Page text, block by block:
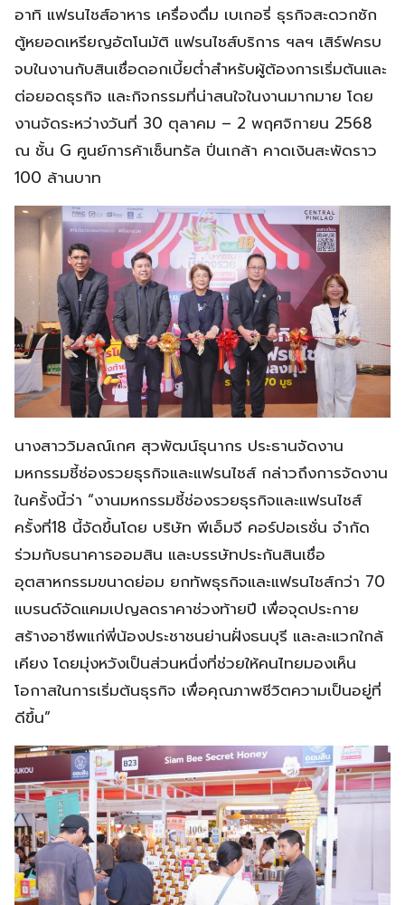
อาทิ แฟรนไชส์อาหาร เครื่องดื่ม เบเกอรี่ ธุรกิจสะดวกซัก
ตู้หยอดเหรียญอัตโนมัติ แฟรนไชส์บริการ ฯลฯ เสิร์ฟครบ
จบในงานกับสินเชื่อดอกเบี้ยต่ำสำหรับผู้ต้องการเริ่มต้นและ
ต่อยอดธุรกิจ และกิจกรรมที่น่าสนใจในงานมากมาย โดย
งานจัดระหว่างวันที่ 30 ตุลาคม – 2 พฤศจิกายน 2568
ณ ชั้น G ศูนย์การค้าเซ็นทรัล ปิ่นเกล้า คาดเงินสะพัดราว
100 ล้านบาท
นางสาววิมลณ์เกศ สุวพัฒน์ธุนากร ประธานจัดงาน
มหกรรมชี้ช่องรวยธุรกิจและแฟรนไชส์ กล่าวถึงการจัดงาน
ในครั้งนี้ว่า “งานมหกรรมชี้ช่องรวยธุรกิจและแฟรนไชส์
ครั้งที่18 นี้จัดขึ้นโดย บริษัท พีเอ็มจี คอร์ปอเรชั่น จำกัด
ร่วมกับธนาคารออมสิน และบรรษัทประกันสินเชื่อ
อุตสาหกรรมขนาดย่อม ยกทัพธุรกิจและแฟรนไชส์กว่า 70
แบรนด์จัดแคมเปญลดราคาช่วงท้ายปี เพื่อจุดประกาย
สร้างอาชีพแก่พี่น้องประชาชนย่านฝั่งธนบุรี และละแวกใกล้
เคียง โดยมุ่งหวังเป็นส่วนหนึ่งที่ช่วยให้คนไทยมองเห็น
โอกาสในการเริ่มต้นธุรกิจ เพื่อคุณภาพชีวิตความเป็นอยู่ที่
ดีขึ้น”